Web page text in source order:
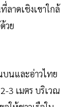
าดเชิงเขาใกล้
วย
นและอ่าวไทย
3 เมตร บริเวณ